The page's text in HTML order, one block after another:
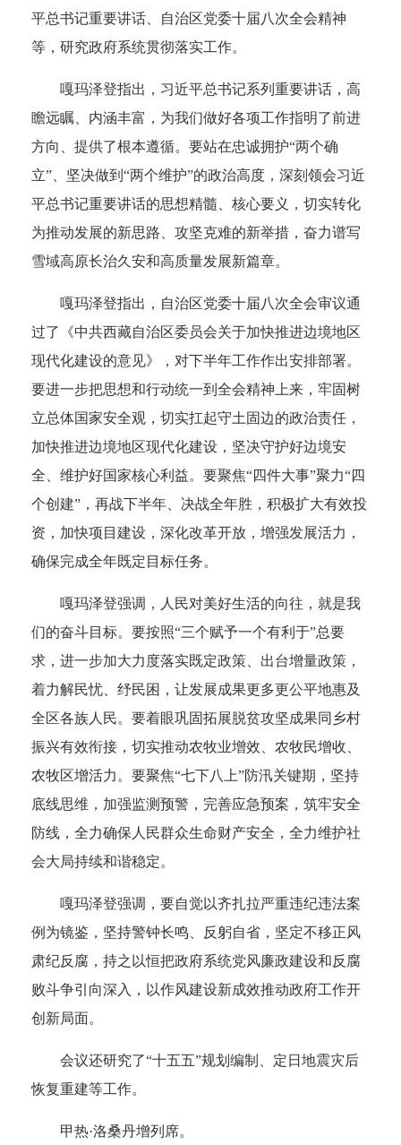
平总书记重要讲话、自治区党委十届八次全会精神
等，研究政府系统贯彻落实工作。
嘎玛泽登指出，习近平总书记系列重要讲话，高
瞻远瞩、内涵丰富，为我们做好各项工作指明了前进
方向、提供了根本遵循。要站在忠诚拥护“两个确
立”、坚决做到“两个维护”的政治高度，深刻领会习近
平总书记重要讲话的思想精髓、核心要义，切实转化
为推动发展的新思路、攻坚克难的新举措，奋力谱写
雪域高原长治久安和高质量发展新篇章。
嘎玛泽登指出，自治区党委十届八次全会审议通
过了《中共西藏自治区委员会关于加快推进边境地区
现代化建设的意见》，对下半年工作作出安排部署。
要进一步把思想和行动统一到全会精神上来，牢固树
立总体国家安全观，切实扛起守土固边的政治责任，
加快推进边境地区现代化建设，坚决守护好边境安
全、维护好国家核心利益。要聚焦“四件大事”聚力“四
个创建”，再战下半年、决战全年胜，积极扩大有效投
资，加快项目建设，深化改革开放，增强发展活力，
确保完成全年既定目标任务。
嘎玛泽登强调，人民对美好生活的向往，就是我
们的奋斗目标。要按照“三个赋予一个有利于”总要
求，进一步加大力度落实既定政策、出台增量政策，
着力解民忧、纾民困，让发展成果更多更公平地惠及
全区各族人民。要着眼巩固拓展脱贫攻坚成果同乡村
振兴有效衔接，切实推动农牧业增效、农牧民增收、
农牧区增活力。 要聚焦“七下八上”防汛关键期，坚持
底线思维，加强监测预警，完善应急预案，筑牢安全
防线，全力确保人民群众生命财产安全，全力维护社
会大局持续和谐稳定。
嘎玛泽登强调，要自觉以齐扎拉严重违纪违法案
例为镜鉴，坚持警钟长鸣、反躬自省，坚定不移正风
肃纪反腐，持之以恒把政府系统党风廉政建设和反腐
败斗争引向深入，以作风建设新成效推动政府工作开
创新局面。
会议还研究了“十五五”规划编制、定日地震灾后
恢复重建等工作。
甲热·洛桑丹增列席。